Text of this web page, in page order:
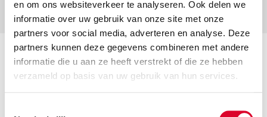
en om ons websiteverkeer te analyseren. Ook delen we
informatie over uw gebruik van onze site met onze
partners voor social media, adverteren en analyse. Deze
partners kunnen deze gegevens combineren met andere
informatie die u aan ze heeft verstrekt of die ze hebben
verzameld op basis van uw gebruik van hun services.
Erfahrung schaffen.
zwischen einem Snoezel-Raum